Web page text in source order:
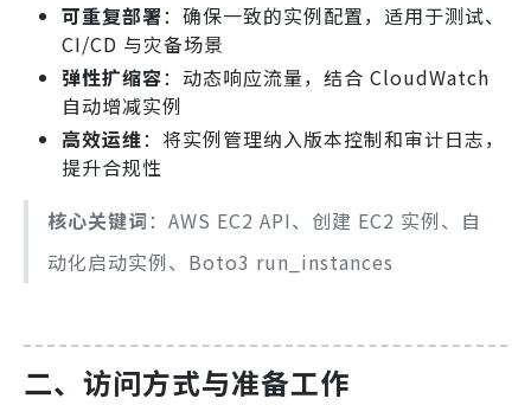
可重复部署：确保一致的实例配置，适用于测试、
CI/CD 与灾备场景
弹性扩缩容：动态响应流量，结合 CloudWatch
自动增减实例
高效运维：将实例管理纳入版本控制和审计日志，
提升合规性
核心关键词 ：AWS EC2 API、创建 EC2 实例、自
动化启动实例、Boto3 run_instances
二、访问方式与准备工作